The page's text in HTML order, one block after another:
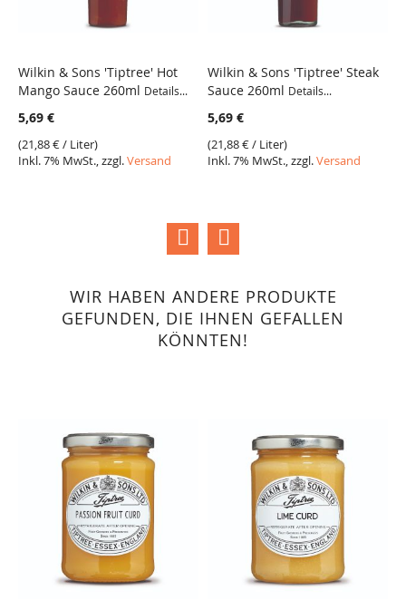
VERGLEICH
Wilkin & Sons 'Tiptree' Hot
Mango Sauce 260ml Details...
5,69 €
(21,88 €/ Liter)
Inkl. 7% MwSt., zzgl.Versand
VERGLEICH
Wilkin & Sons 'Tiptree' Steak
Sauce 260ml Details...
5,69 €
(21,88 €/ Liter)
Inkl. 7% MwSt., zzgl.Versand
WIR HABEN ANDERE PRODUKTE
GEFUNDEN, DIE IHNEN GEFALLEN
KÖNNTEN!